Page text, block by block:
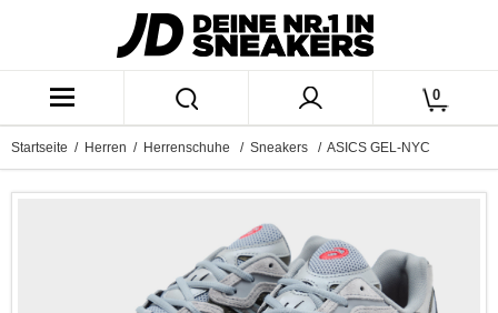
0
Startseite / Herren / Herrenschuhe / Sneakers / ASICS GEL-NYC